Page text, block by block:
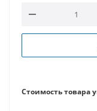
Стоимость товара